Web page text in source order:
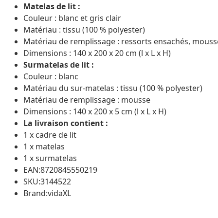
Matelas de lit :
Couleur : blanc et gris clair
Matériau : tissu (100 % polyester)
Matériau de remplissage : ressorts ensachés,
Dimensions : 140 x 200 x 20 cm (l x L x H)
Surmatelas de lit :
Couleur : blanc
Matériau du sur-matelas : tissu (100 % polyester)
Matériau de remplissage : mousse
Dimensions : 140 x 200 x 5 cm (l x L x H)
La livraison contient :
1 x cadre de lit
1 x matelas
1 x surmatelas
EAN:8720845550219
SKU:3144522
Brand:vidaXL